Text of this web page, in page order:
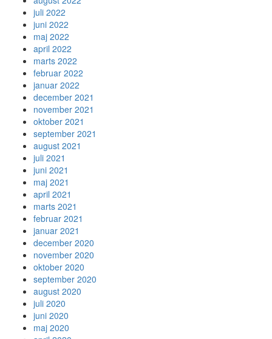
juli 2022
juni 2022
maj 2022
april 2022
marts 2022
februar 2022
januar 2022
december 2021
november 2021
oktober 2021
september 2021
august 2021
juli 2021
juni 2021
maj 2021
april 2021
marts 2021
februar 2021
januar 2021
december 2020
november 2020
oktober 2020
september 2020
august 2020
juli 2020
juni 2020
maj 2020